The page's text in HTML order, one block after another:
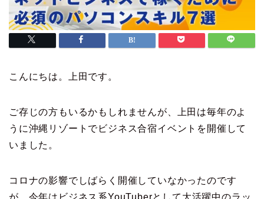
こんにちは。上田です。
ご存じの方もいるかもしれませんが、上田は毎年のよ
うに沖縄リゾートでビジネス合宿イベントを開催して
いました。
コロナの影響でしばらく開催していなかったのです